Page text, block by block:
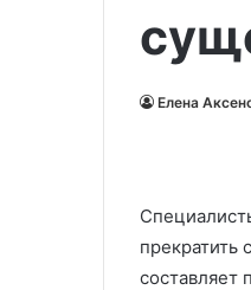
Елена
прекратить
составляет